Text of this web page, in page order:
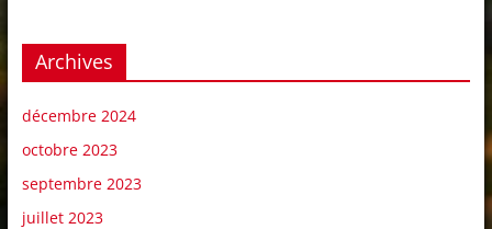
Archives
décembre 2024
octobre 2023
septembre 2023
juillet 2023